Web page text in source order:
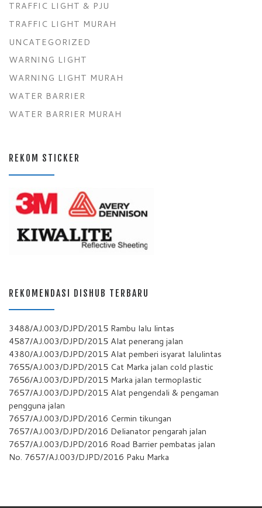
TRAFFIC LIGHT & PJU
TRAFFIC LIGHT MURAH
UNCATEGORIZED
WARNING LIGHT
WARNING LIGHT MURAH
WATER BARRIER
WATER BARRIER MURAH
REKOM STICKER
REKOMENDASI DISHUB TERBARU
3488/AJ.003/DJPD/2015 Rambu lalu lintas
4587/AJ.003/DJPD/2015 Alat penerang jalan
4380/AJ.003/DJPD/2015 Alat pemberi isyarat lalulintas
7655/AJ.003/DJPD/2015 Cat Marka jalan cold plastic
7656/AJ.003/DJPD/2015 Marka jalan termoplastic
7657/AJ.003/DJPD/2015 Alat pengendali & pengaman
pengguna jalan
7657/AJ.003/DJPD/2016 Cermin tikungan
7657/AJ.003/DJPD/2016 Delianator pengarah jalan
7657/AJ.003/DJPD/2016 Road Barrier pembatas jalan
No. 7657/AJ.003/DJPD/2016 Paku Marka